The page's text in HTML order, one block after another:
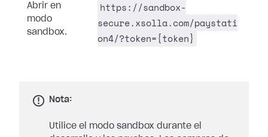
Abrir en
modo
sandbox.
https://sandbox-
secure.xsolla.com/paystati
on4/?token={token}
Nota:
Utilice el modo sandbox durante el